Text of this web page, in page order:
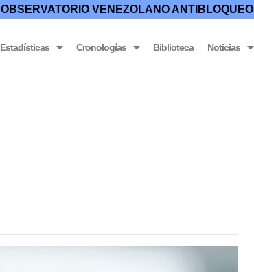
OBSERVATORIO VENEZOLANO ANTIBLOQUEO
Estadísticas Cronologías Biblioteca Noticias